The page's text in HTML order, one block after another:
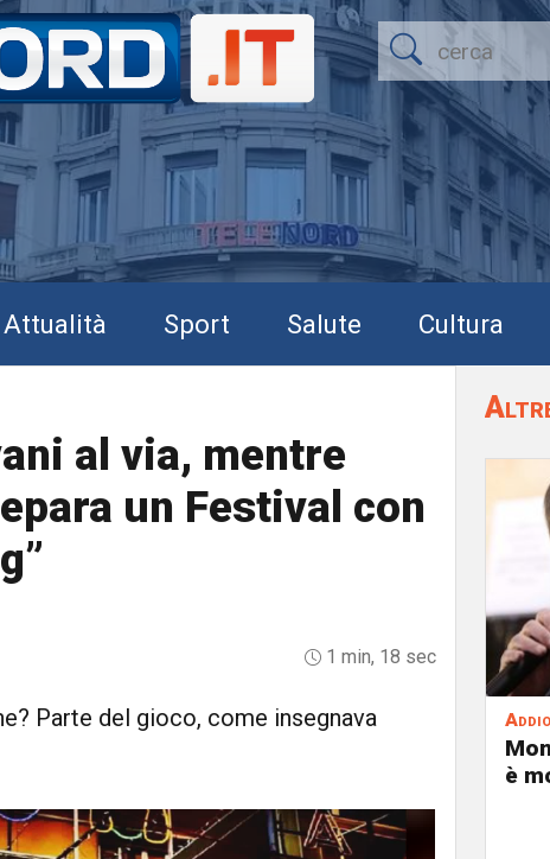
Attualità Sport Salute Cultura
al via, mentre
un Festival con
1 min, 18 sec
Parte del gioco, come insegnava
Addio
è